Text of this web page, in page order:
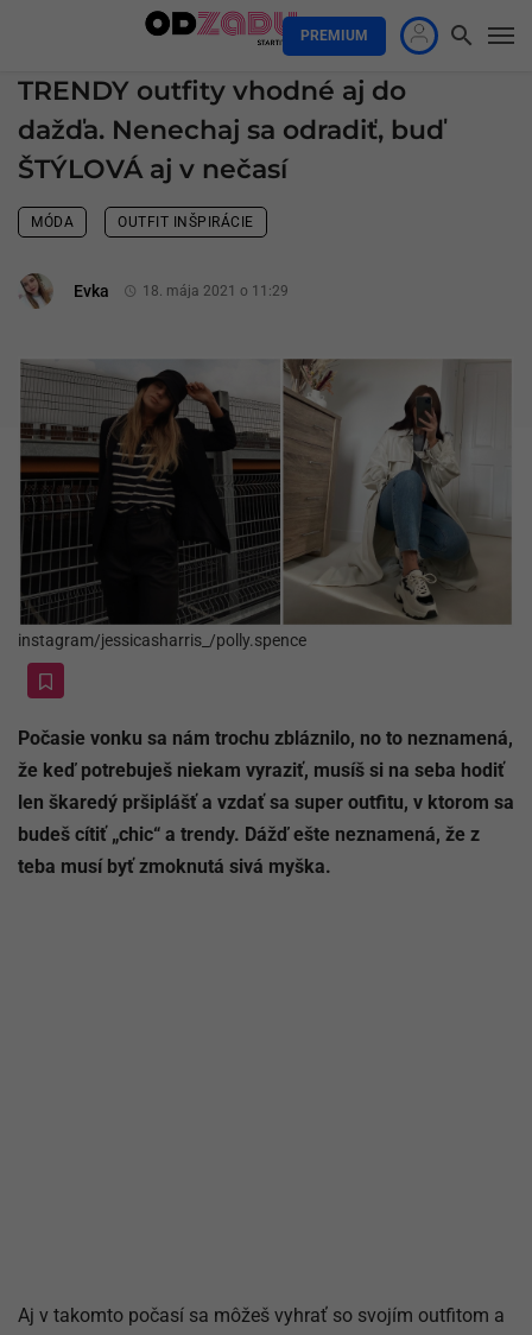
PREMIUM
TRENDY outfity vhodné aj do
dažďa. Nenechaj sa odradiť, buď
ŠTÝLOVÁ aj v nečasí
MÓDA OUTFIT INŠPIRÁCIE
Evka 18. mája 2021 o 11:29
instagram/jessicasharris_/polly.spence
Počasie vonku sa nám trochu zbláznilo, no to neznamená,
že keď potrebuješ niekam vyraziť, musíš si na seba hodiť
len škaredý pršiplášť a vzdať sa super outfitu, v ktorom sa
budeš cítiť „chic“ a trendy. Dážď ešte neznamená, že z
teba musí byť zmoknutá sivá myška.
Aj v takomto počasí sa môžeš vyhrať so svojím outfitom a